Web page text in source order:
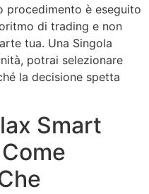
procedimento è eseguito
di trading e non
tua. Una Singola
potrai selezionare
la decisione spetta
Smart